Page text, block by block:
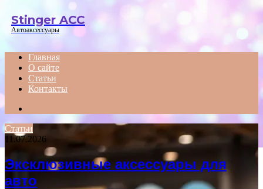
Stinger ACC
Автоаксессуары
Главная
О сайте
Статьи
Контакты
Статьи
11.07.2026
Эксклюзивные аксессуары для
авто